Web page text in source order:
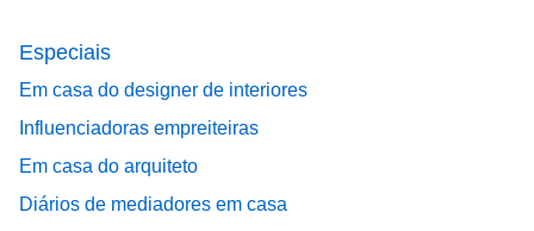
Especiais
Em casa do designer de interiores
Influenciadoras empreiteiras
Em casa do arquiteto
Diários de mediadores em casa